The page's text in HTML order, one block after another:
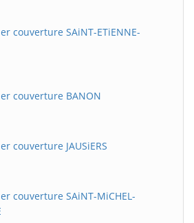
couverture SAiNT-ETiENNE-
couverture BANON
couverture JAUSiERS
couverture SAiNT-MiCHEL-